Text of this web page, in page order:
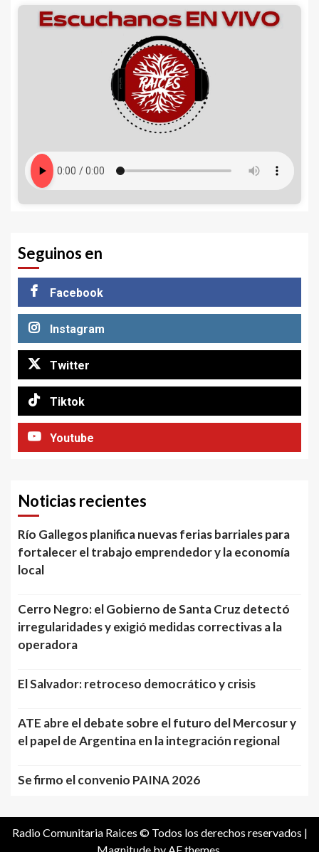
Seguinos en
Facebook
Instagram
Twitter
Tiktok
Youtube
Noticias recientes
Río Gallegos planifica nuevas ferias barriales para
fortalecer el trabajo emprendedor y la economía
local
Cerro Negro: el Gobierno de Santa Cruz detectó
irregularidades y exigió medidas correctivas a la
operadora
El Salvador: retroceso democrático y crisis
ATE abre el debate sobre el futuro del Mercosur y
el papel de Argentina en la integración regional
Se firmo el convenio PAINA 2026
Radio Comunitaria Raices © Todos los derechos reservados |